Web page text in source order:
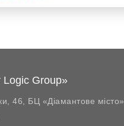
Group»
46, БЦ «Діамантове місто»